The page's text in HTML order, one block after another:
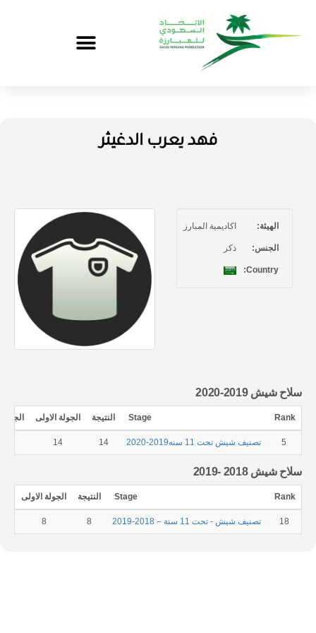
فهد يعرب الدغيثر
الهيئة: اكاديمية المبارز
الجنس: ذكر
Country:
سلاح شيش 2019-2020
Rank
Stage النتيجة الجولة الاولى الجولة
5 تصنيف شيش تحت 11 سنه2019-2020 14
14
سلاح شيش 2018 -2019
Rank
Stage النتيجة الجولة الاولى
18 تصنيف شيش - تحت 11 سنة – 2018-2019 8
8